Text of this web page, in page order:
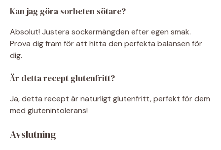
Kan jag göra sorbeten sötare?
Absolut! Justera sockermängden efter egen smak.
Prova dig fram för att hitta den perfekta balansen för
dig.
Är detta recept glutenfritt?
Ja, detta recept är naturligt glutenfritt, perfekt för dem
med glutenintolerans!
Avslutning